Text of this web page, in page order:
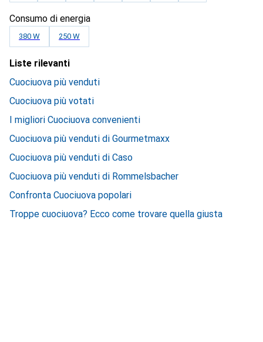
Consumo di energia
380 W 250 W
Liste rilevanti
Cuociuova più venduti
Cuociuova più votati
I migliori Cuociuova convenienti
Cuociuova più venduti di Gourmetmaxx
Cuociuova più venduti di Caso
Cuociuova più venduti di Rommelsbacher
Confronta Cuociuova popolari
Troppe cuociuova? Ecco come trovare quella giusta